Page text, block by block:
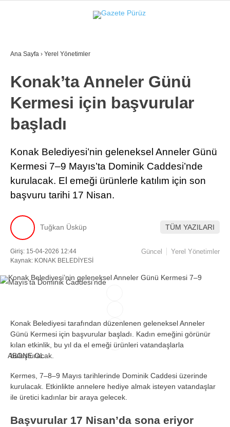
Facebook
Youtube
YEREL YÖNETIMLER
GÜNCEL
EKONOMI
POLITIKA
SAĞLIK
DIĞER
Ana Sayfa › Yerel Yönetimler
Konak’ta Anneler Günü
Kermesi için başvurular
başladı
Konak Belediyesi’nin geleneksel Anneler Günü
Kermesi 7–9 Mayıs’ta Dominik Caddesi’nde
kurulacak. El emeği ürünlerle katılım için son
başvuru tarihi 17 Nisan.
Tuğkan Üsküp TÜM YAZILARI
Giriş: 15-04-2026 12:44
Kaynak: KONAK BELEDİYESİ
Güncel Yerel Yönetimler
ABONE OL
Konak Belediyesi tarafından düzenlenen geleneksel Anneler
Günü Kermesi için başvurular başladı. Kadın emeğini görünür
kılan etkinlik, bu yıl da el emeği ürünleri vatandaşlarla
buluşturacak.
Kermes, 7–8–9 Mayıs tarihlerinde Dominik Caddesi üzerinde
kurulacak. Etkinlikte annelere hediye almak isteyen vatandaşlar
ile üretici kadınlar bir araya gelecek.
Başvurular 17 Nisan’da sona eriyor